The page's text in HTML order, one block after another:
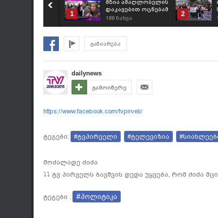
1
მზია ამაღლობელის
დაკავებით ოცნებამ
მოგვცა სიგნალი,
დააპატიმრა -
სოფო ზურაბიანი
188 ნახვა
2
გაზიარება
dailynews
გამოიწერე
https://www.facebook.com/tvpirveli/
ტეგები: #ტვპირველი #ტელევიზია
მოძალადე ძიძა
⤵⤵ ტვ პირველს ბავშვის დედა უყვება, რომ ძიძა
ტეგები : #პოლიტიკა